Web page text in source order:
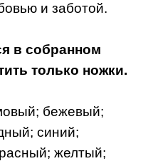
и заботой.
в собранном
только ножки.
бежевый;
синий;
желтый;